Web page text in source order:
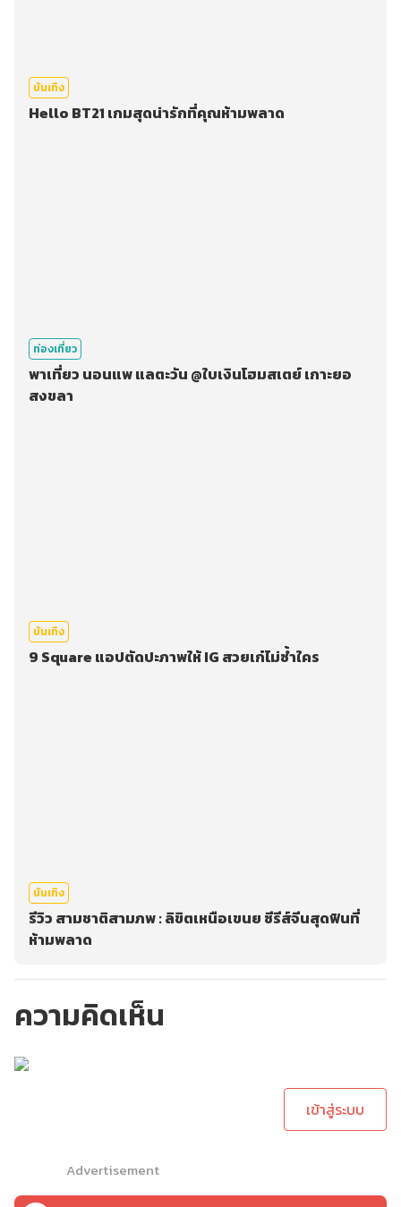
บันเทิง
Hello BT21 เกมสุดน่ารักที่คุณห้ามพลาด
ท่องเที่ยว
พาเที่ยว นอนแพ แลตะวัน @ใบเงินโฮมสเตย์ เกาะยอ
สงขลา
บันเทิง
9 Square แอปตัดปะภาพให้ IG สวยเก๋ไม่ซ้ำใคร
บันเทิง
รีวิว สามชาติสามภพ : ลิขิตเหนือเขนย ซีรีส์จีนสุดฟินที่
ห้ามพลาด
ความคิดเห็น
เข้าสู่ระบบ
Advertisement